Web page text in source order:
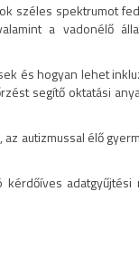
széles spektrumot
a vadonélő
és hogyan lehet
segítő oktatási
autizmussal élő
adatgyűjtési